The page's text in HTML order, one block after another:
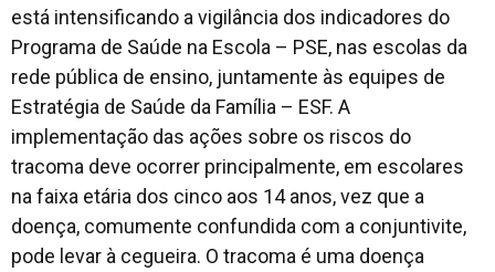
está intensificando a vigilância dos indicadores do
Programa de Saúde na Escola – PSE, nas escolas da
rede pública de ensino, juntamente às equipes de
Estratégia de Saúde da Família – ESF. A
implementação das ações sobre os riscos do
tracoma deve ocorrer principalmente, em escolares
na faixa etária dos cinco aos 14 anos, vez que a
doença, comumente confundida com a conjuntivite,
pode levar à cegueira. O tracoma é uma doença